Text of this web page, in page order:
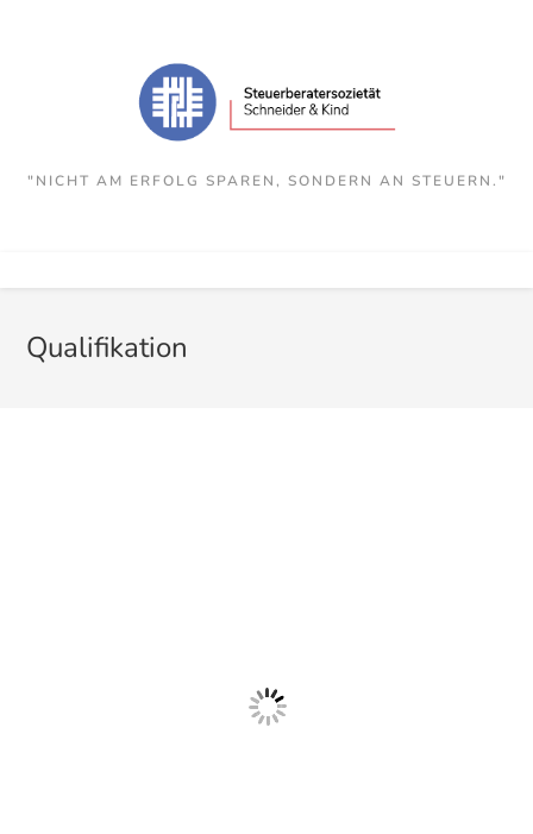
"NICHT AM ERFOLG SPAREN, SONDERN AN STEUERN."
Qualifikation